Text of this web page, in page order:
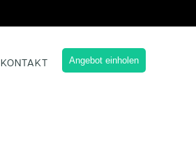
Angebot einholen
KONTAKT